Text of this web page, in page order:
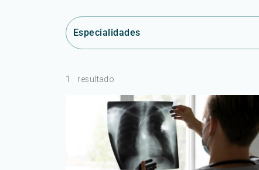
Especialidades
1 resultado